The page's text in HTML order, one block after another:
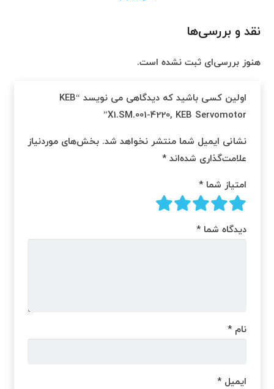
نقد و بررسی‌ها
هنوز بررسی‌ای ثبت نشده است.
اولین کسی باشید که دیدگاهی می نویسد “KEB
X1.SM.001-4220, KEB Servomotor”
نشانی ایمیل شما منتشر نخواهد شد. بخش‌های موردنیاز
علامت‌گذاری شده‌اند *
امتیاز شما *
دیدگاه شما *
نام *
ایمیل *